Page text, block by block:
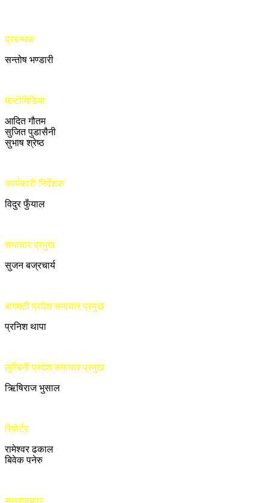
प्रबन्धक
सन्तोष भण्डारी
मल्टीमिडिया
आदित गौतम
सुजित पुडासैनी
सुभाष श्रेष्ठ
कार्यकारी निर्देशक
विदुर फुँयाल
समाचार प्रमुख
सुजन बज्रचार्य
बागमती प्रदेश समाचार प्रमुख
प्रनिश थापा
लुम्बिनी प्रदेश समाचार प्रमुख
ऋिषिराज भुसाल
रिपोर्टर
रामेश्वर ढकाल
बिवेक पनेरु